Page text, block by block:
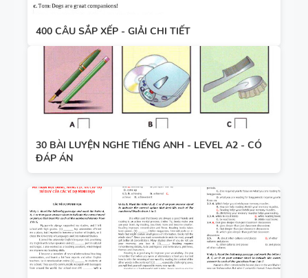
400 CÂU SẮP XẾP - GIẢI CHI TIẾT
30 BÀI LUYỆN NGHE TIẾNG ANH - LEVEL A2 - CÓ
ĐÁP ÁN